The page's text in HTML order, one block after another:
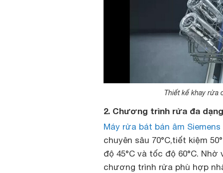
Thiết kế khay rửa
2. Chương trình rửa đa
Máy rửa bát bán âm Siemens
chuyên sâu 70°C,tiết kiệm
độ 45°C và tốc độ 60°C.
chương trình rửa phù hợp